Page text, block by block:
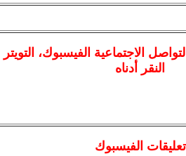
الاجتماعية الفيسبوك،
النقر أدناه
تعليقات الفيسبوك